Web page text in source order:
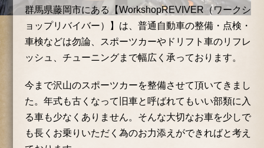
群馬県藤岡市にある【WorkshopREVIVER（ワークシ
ョップリバイバー）】は、普通自動車の整備・点検・
車検などは勿論、スポーツカーやドリフト車のリフレ
ッシュ、チューニングまで幅広く承っております。
今まで沢山のスポーツカーを整備させて頂いてきまし
た。年式も古くなって旧車と呼ばれてもいい部類に入
る車も少なくありません。 そんな大切なお車を少しで
も長くお乗りいただく為のお力添えができればと考え